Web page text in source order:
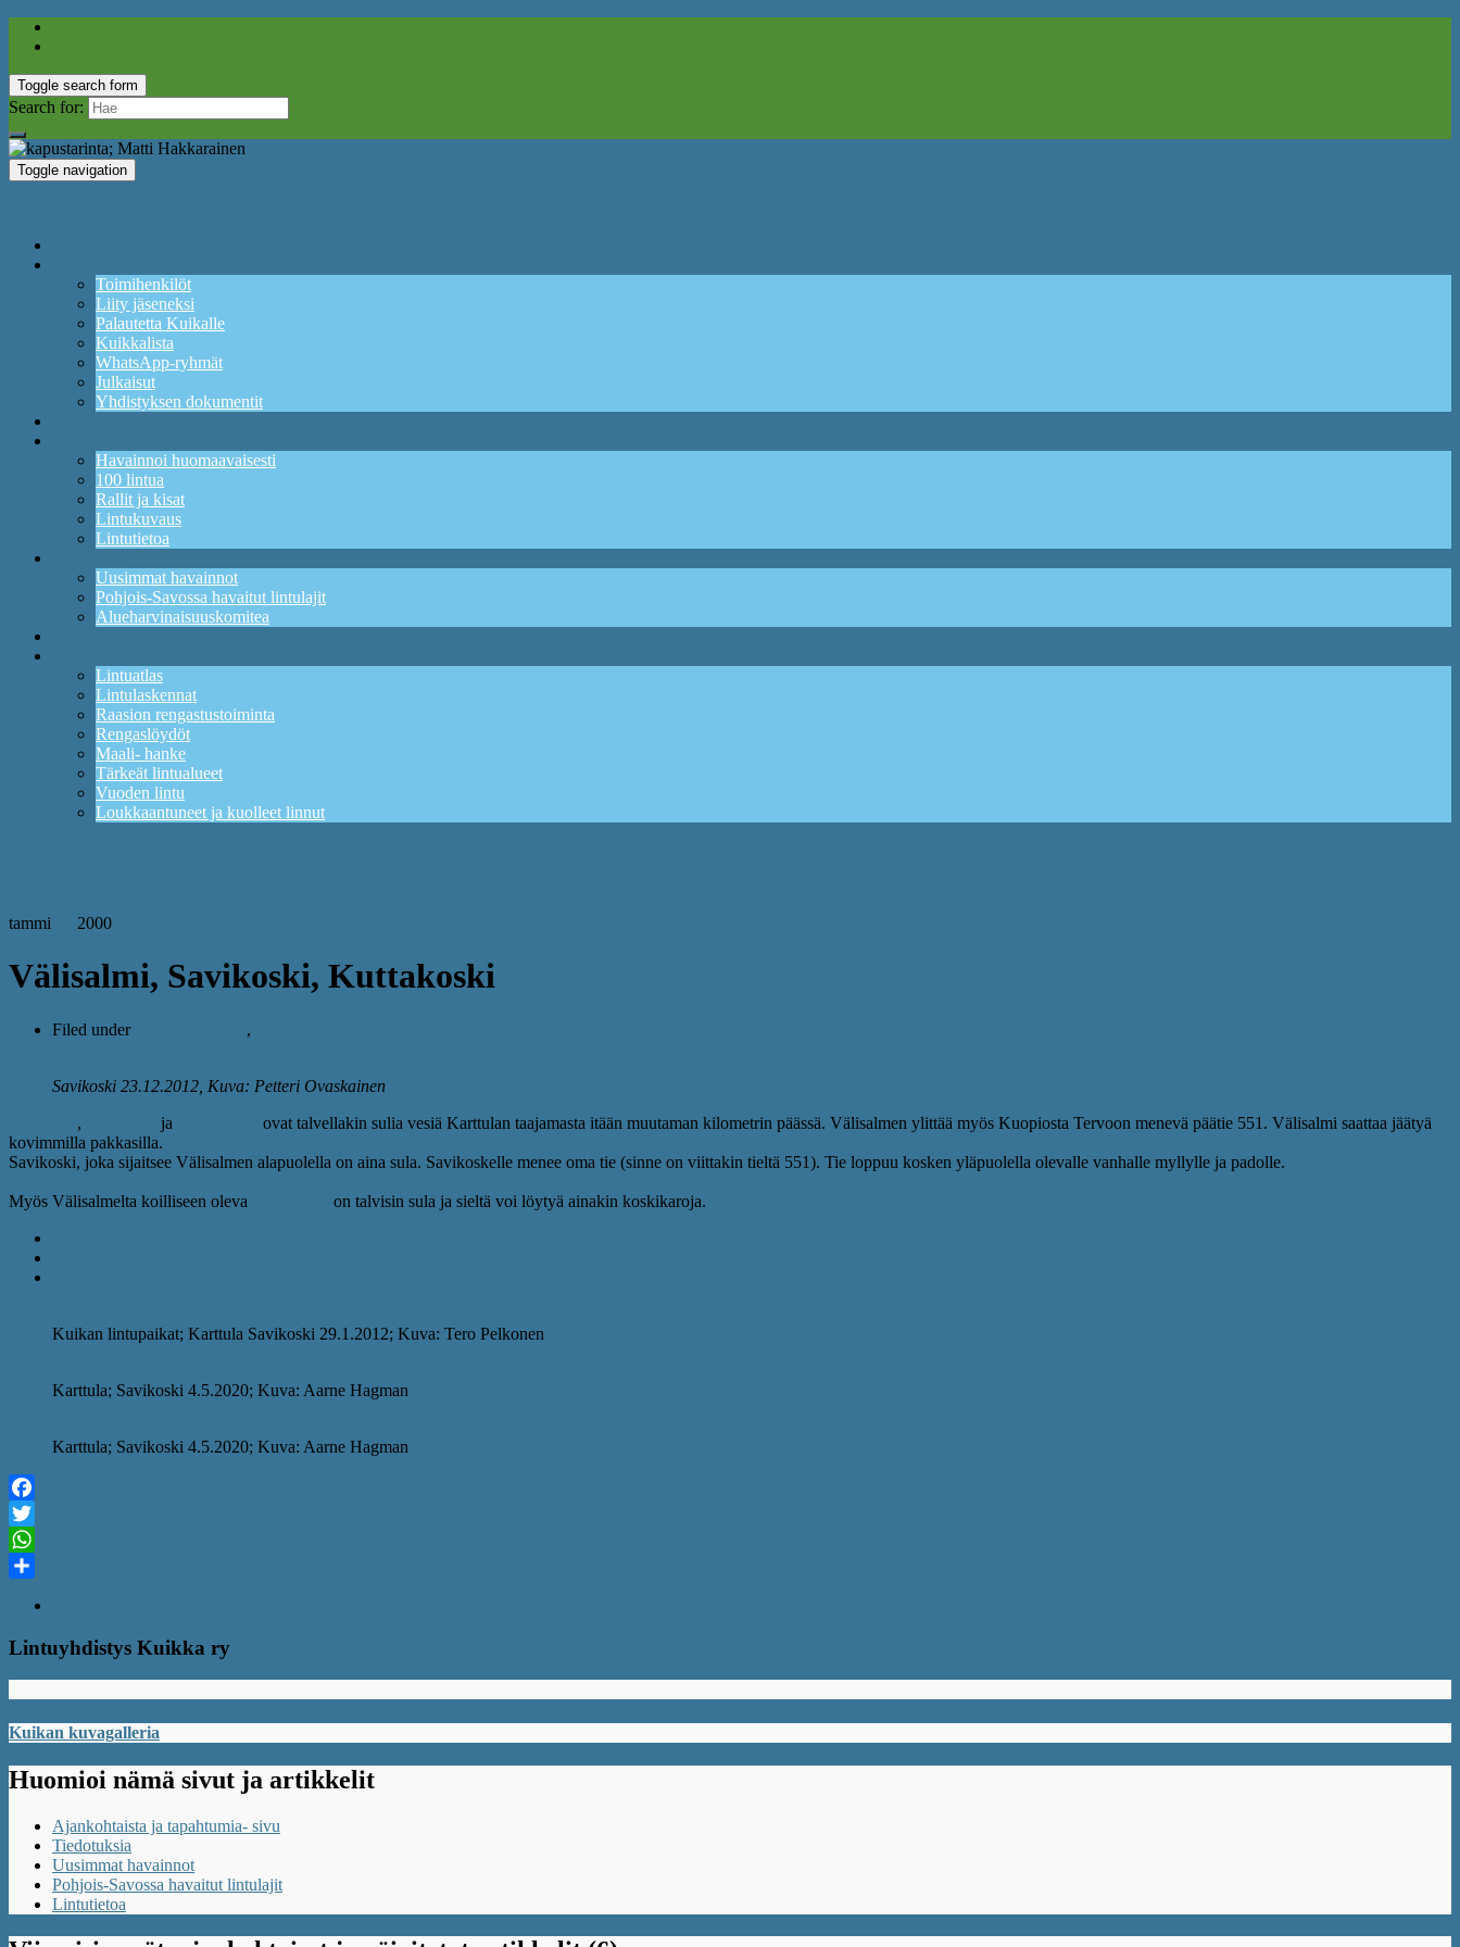
Toggle search form
Search for:
Toggle navigation
Toimihenkilöt
Liity jäseneksi
Palautetta Kuikalle
Kuikkalista
WhatsApp-ryhmät
Julkaisut
Yhdistyksen dokumentit
Havainnoi huomaavaisesti
100 lintua
Rallit ja kisat
Lintukuvaus
Lintutietoa
Uusimmat havainnot
Pohjois-Savossa havaitut lintulajit
Alueharvinaisuuskomitea
Lintuatlas
Lintulaskennat
Raasion rengastustoiminta
Rengaslöydöt
Maali- hanke
Tärkeät lintualueet
Vuoden lintu
Loukkaantuneet ja kuolleet linnut
tammi
2000
Välisalmi, Savikoski, Kuttakoski
Filed under ,
Savikoski 23.12.2012, Kuva: Petteri Ovaskainen
, ja
ovat talvellakin sulia vesiä Karttulan taajamasta itään muutaman kilometrin päässä. Välisalmen ylittää myös Kuopiosta Tervoon menevä päätie 551. Välisalmi saattaa jäätyä
kovimmilla pakkasilla.
Savikoski, joka sijaitsee Välisalmen alapuolella on aina sula. Savikoskelle menee oma tie (sinne on viittakin tieltä 551). Tie loppuu kosken yläpuolella olevalle vanhalle myllylle ja padolle.
Myös Välisalmelta koilliseen oleva
on talvisin sula ja sieltä voi löytyä ainakin koskikaroja.
Kuikan lintupaikat; Karttula Savikoski 29.1.2012; Kuva: Tero Pelkonen
Karttula; Savikoski 4.5.2020; Kuva: Aarne Hagman
Karttula; Savikoski 4.5.2020; Kuva: Aarne Hagman
Facebook
Twitter
WhatsApp
Lintuyhdistys Kuikka ry
Kuikan kuvagalleria
Huomioi nämä sivut ja artikkelit
Ajankohtaista ja tapahtumia- sivu
Tiedotuksia
Uusimmat havainnot
Pohjois-Savossa havaitut lintulajit
Lintutietoa